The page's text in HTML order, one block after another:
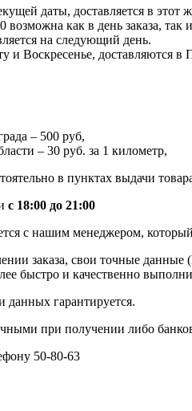
даты, доставляется в этот
возможна как в день заказа,
на следующий день.
Воскресенье, доставляются в
– 500 руб,
– 30 руб. за 1 километр,
в пунктах выдачи
с 18:00 до 21:00
с нашим менеджером,
заказа, свои точные
быстро и качественно
данных гарантируется.
при получении либо
50-80-63